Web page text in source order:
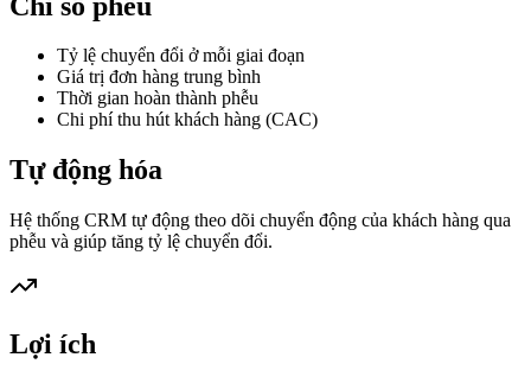
Tỷ lệ chuyển đổi ở mỗi giai đoạn
Giá trị đơn hàng trung bình
Thời gian hoàn thành phễu
Chi phí thu hút khách hàng (CAC)
Tự động hóa
Hệ thống CRM tự động theo dõi chuyển động của khách hàng qua
phễu và giúp tăng tỷ lệ chuyển đổi.
Lợi ích